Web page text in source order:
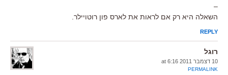
–
השאלה היא רק אם לראות את לארס פון רוטויילר.
REPLY
רוגל
10 דצמבר 2011 at 6:16
PERMALINK